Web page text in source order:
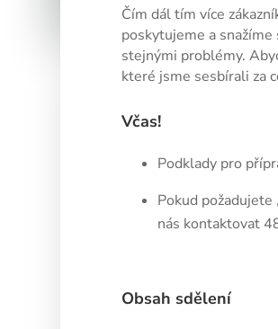
Čím dál tím více
poskytujeme a
stejnými problémy.
které jsme sesbírali za
Včas!
Podklady pro
Pokud
nás kontaktovat
Obsah sdělení